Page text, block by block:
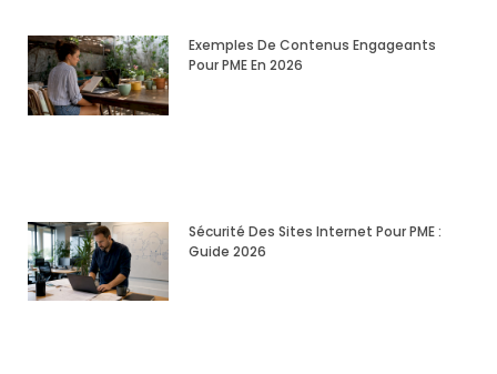
Exemples De Contenus Engageants
Pour PME En 2026
Sécurité Des Sites Internet Pour PME :
Guide 2026